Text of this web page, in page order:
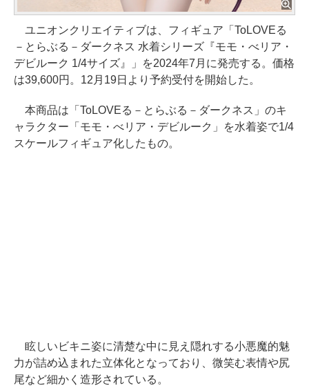
ユニオンクリエイティブは、フィギュア「ToLOVEる
－とらぶる－ダークネス 水着シリーズ『モモ・べリア・
デビルーク 1/4サイズ』」を2024年7月に発売する。価格
は39,600円。12月19日より予約受付を開始した。
本商品は「ToLOVEる－とらぶる－ダークネス」のキ
ャラクター「モモ・べリア・デビルーク」を水着姿で1/4
スケールフィギュア化したもの。
眩しいビキニ姿に清楚な中に見え隠れする小悪魔的魅
力が詰め込まれた立体化となっており、微笑む表情や尻
尾など細かく造形されている。